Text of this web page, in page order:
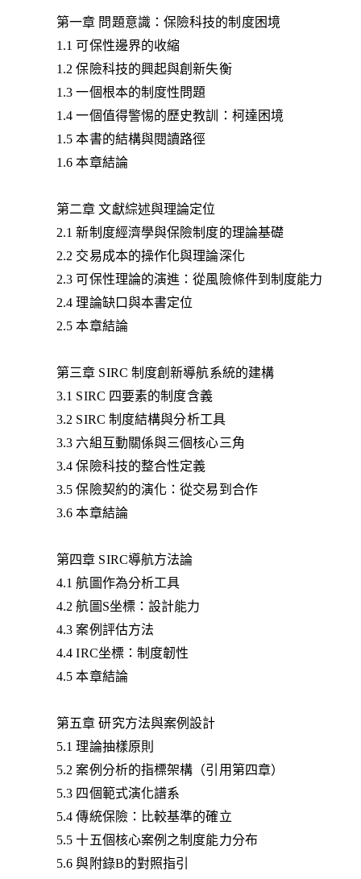
第一章 問題意識：保險科技的制度困境
1.1 可保性邊界的收縮
1.2 保險科技的興起與創新失衡
1.3 一個根本的制度性問題
1.4 一個值得警惕的歷史教訓：柯達困境
1.5 本書的結構與閱讀路徑
1.6 本章結論
第二章 文獻綜述與理論定位
2.1 新制度經濟學與保險制度的理論基礎
2.2 交易成本的操作化與理論深化
2.3 可保性理論的演進：從風險條件到制度能力
2.4 理論缺口與本書定位
2.5 本章結論
第三章 SIRC 制度創新導航系統的建構
3.1 SIRC 四要素的制度含義
3.2 SIRC 制度結構與分析工具
3.3 六組互動關係與三個核心三角
3.4 保險科技的整合性定義
3.5 保險契約的演化：從交易到合作
3.6 本章結論
第四章 SIRC導航方法論
4.1 航圖作為分析工具
4.2 航圖S坐標：設計能力
4.3 案例評估方法
4.4 IRC坐標：制度韌性
4.5 本章結論
第五章 研究方法與案例設計
5.1 理論抽樣原則
5.2 案例分析的指標架構（引用第四章）
5.3 四個範式演化譜系
5.4 傳統保險：比較基準的確立
5.5 十五個核心案例之制度能力分布
5.6 與附錄B的對照指引